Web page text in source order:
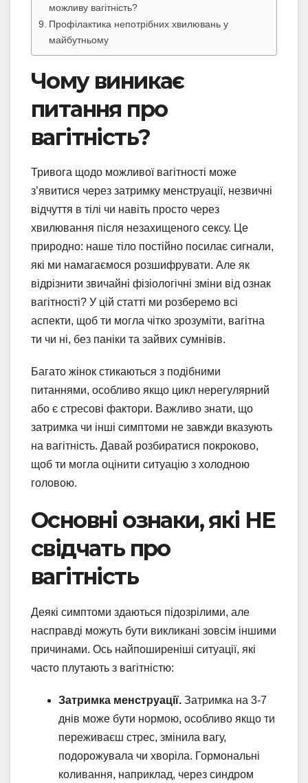
можливу вагітність?
Профілактика непотрібних хвилювань у
майбутньому
Чому виникає
питання про
вагітність?
Тривога щодо можливої вагітності може
з’явитися через затримку менструації, незвичні
відчуття в тілі чи навіть просто через
хвилювання після незахищеного сексу. Це
природно: наше тіло постійно посилає сигнали,
які ми намагаємося розшифрувати. Але як
відрізнити звичайні фізіологічні зміни від ознак
вагітності? У цій статті ми розберемо всі
аспекти, щоб ти могла чітко зрозуміти, вагітна
ти чи ні, без паніки та зайвих сумнівів.
Багато жінок стикаються з подібними
питаннями, особливо якщо цикл нерегулярний
або є стресові фактори. Важливо знати, що
затримка чи інші симптоми не завжди вказують
на вагітність. Давай розбиратися покроково,
щоб ти могла оцінити ситуацію з холодною
головою.
Основні ознаки, які НЕ
свідчать про
вагітність
Деякі симптоми здаються підозрілими, але
насправді можуть бути викликані зовсім іншими
причинами. Ось найпоширеніші ситуації, які
часто плутають з вагітністю:
Затримка менструації. Затримка на 3-7
днів може бути нормою, особливо якщо ти
переживаєш стрес, змінила вагу,
подорожувала чи хворіла. Гормональні
коливання, наприклад, через синдром